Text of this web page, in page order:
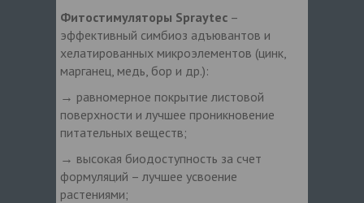
Фитостимуляторы Spraytec –
эффективный симбиоз адъювантов и
хелатированных микроэлементов (цинк,
марганец, медь, бор и др.):
→ равномерное покрытие листовой
поверхности и лучшее проникновение
питательных веществ;
→ высокая биодоступность за счет
формуляций – лучшее усвоение
растениями;